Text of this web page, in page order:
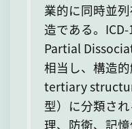
業的に同時並
造である。
Partial
相当し、構造
tertiary
型）に分類さ
理、防衛、記